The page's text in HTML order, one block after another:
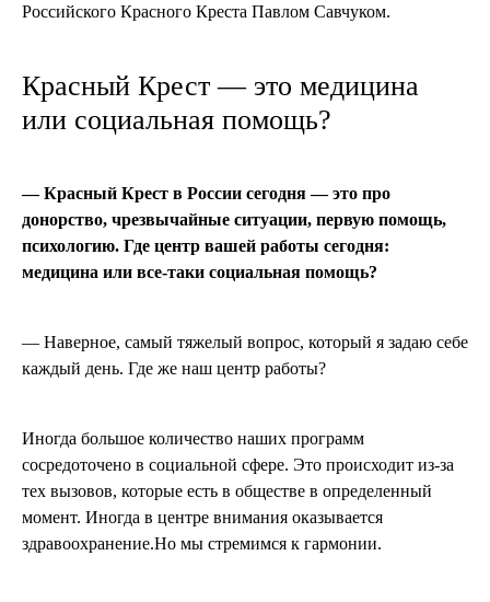
Российского Красного Креста Павлом Савчуком.
Красный Крест — это медицина
или социальная помощь?
— Красный Крест в России сегодня — это про
донорство, чрезвычайные ситуации, первую помощь,
психологию. Где центр вашей работы сегодня:
медицина или все-таки социальная помощь?
— Наверное, самый тяжелый вопрос, который я задаю себе
каждый день. Где же наш центр работы?
Иногда большое количество наших программ
сосредоточено в социальной сфере. Это происходит из-за
тех вызовов, которые есть в обществе в определенный
момент. Иногда в центре внимания оказывается
здравоохранение.Но мы стремимся к гармонии.